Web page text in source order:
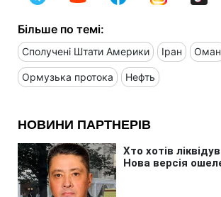
Більше по темі:
Сполучені Штати Америки Іран Оман
Ормузька протока Нефть